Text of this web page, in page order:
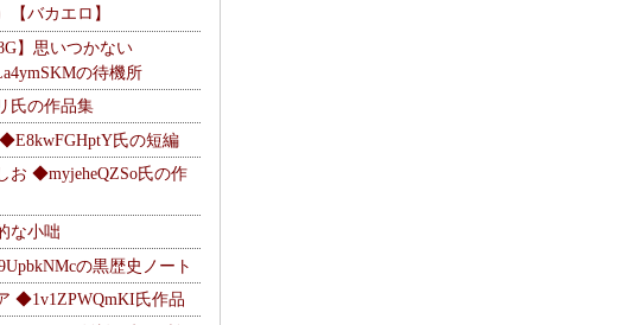
【バカエロ】
】思いつかない
の待機所
氏の作品集
氏の短編
お ◆myjeheQZSo氏の作
な小咄
の黒歴史ノート
◆1v1ZPWQmKI氏作品